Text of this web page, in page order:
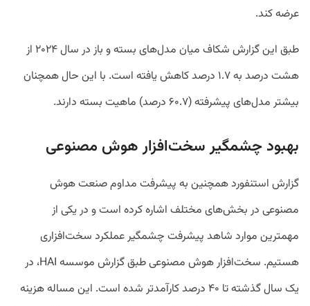
عرضه کند.
طبق این گزارش شکاف میان مدل‌های بسته و باز در سال ۲۰۲۴ از
هشت درصد به ۱.۷ درصد کاهش یافته است. با این حال همچنان
بیشتر مدل‌های پیشرفته (۶۰.۷ درصد) ماهیت بسته دارند.
بهبود چشمگیر سخت‌افزار هوش مصنوعی
گزارش استنفورد همچنین به پیشرفت مداوم صنعت هوش
مصنوعی در بخش‌های مختلف اشاره کرده است و در یکی از
مهمترین موارد شاهد پیشرفت چشمگیر عملکرد سخت‌افزاری
هستیم. سخت‌افزار هوش مصنوعی طبق گزارش موسسه HAI، در
یک سال گذشته تا ۴۰ درصد کارآمد‌تر شده است. این مساله هزینه